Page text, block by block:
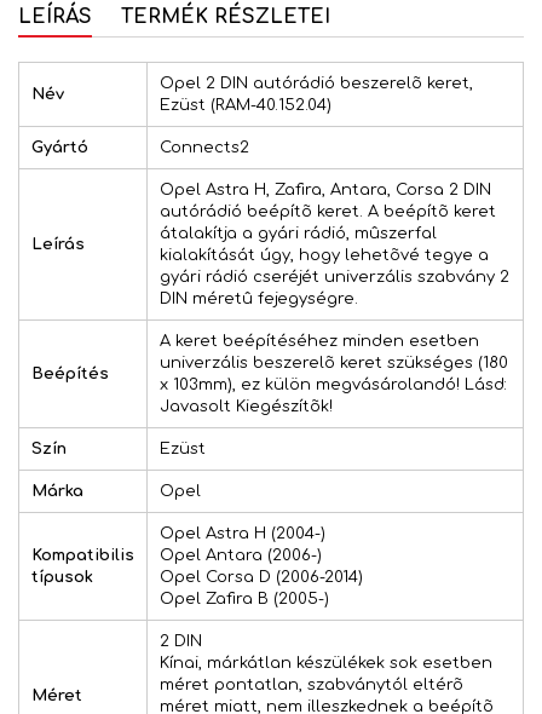
LEÍRÁS TERMÉK RÉSZLETEI
Név
Opel 2 DIN autórádió beszerelõ keret,
Ezüst (RAM-40.152.04)
Gyártó Connects2
Leírás
Opel Astra H, Zafira, Antara, Corsa 2 DIN
autórádió beépítõ keret. A beépítõ keret
átalakítja a gyári rádió, mûszerfal
kialakítását úgy, hogy lehetõvé tegye a
gyári rádió cseréjét univerzális szabvány 2
DIN méretû fejegységre.
Beépítés
A keret beépítéséhez minden esetben
univerzális beszerelõ keret szükséges (180
x 103mm), ez külön megvásárolandó! Lásd:
Javasolt Kiegészítõk!
Szín Ezüst
Márka Opel
Kompatibilis
típusok
Opel Astra H (2004-)
Opel Antara (2006-)
Opel Corsa D (2006-2014)
Opel Zafira B (2005-)
Méret
2 DIN
Kínai, márkátlan készülékek sok esetben
méret pontatlan, szabványtól eltérõ
méret miatt, nem illeszkednek a beépítõ